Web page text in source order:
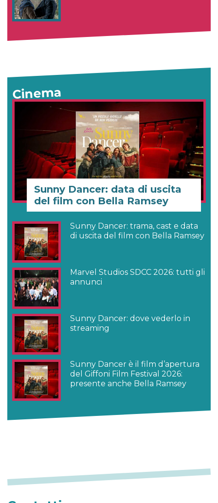
Cinema
Sunny Dancer: data di uscita
del film con Bella Ramsey
Sunny Dancer: trama, cast e data
di uscita del film con Bella Ramsey
Marvel Studios SDCC 2026: tutti gli
annunci
Sunny Dancer: dove vederlo in
streaming
Sunny Dancer è il film d’apertura
del Giffoni Film Festival 2026:
presente anche Bella Ramsey